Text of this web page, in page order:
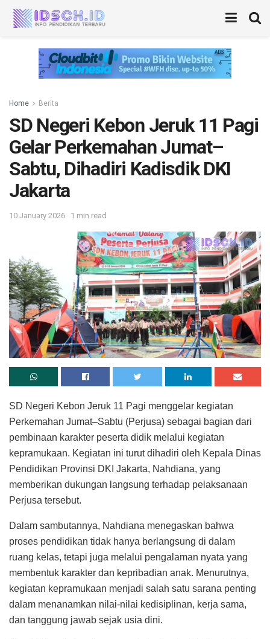
Home Berita
SD Negeri Kebon Jeruk 11 Pagi
Gelar Perkemahan Jumat–
Sabtu, Dihadiri Kadisdik DKI
Jakarta
10 January 2026 1 min read
SD Negeri Kebon Jeruk 11 Pagi menggelar kegiatan
Perkemahan Jumat–Sabtu (Perjusa) sebagai bagian dari
pembinaan karakter peserta didik melalui kegiatan
kepramukaan. Kegiatan ini turut dihadiri oleh Kepala Dinas
Pendidikan Provinsi DKI Jakarta, Nahdiana, yang
memberikan dukungan langsung terhadap pelaksanaan
Perjusa tersebut.
Dalam sambutannya, Nahdiana menegaskan bahwa
proses pendidikan tidak hanya berlangsung di dalam
ruang kelas, tetapi juga melalui pengalaman nyata yang
membentuk karakter dan kepribadian anak. Menurutnya,
kegiatan kepramukaan menjadi salah satu sarana penting
dalam menanamkan nilai-nilai kedisiplinan, kerja sama,
dan tanggung jawab sejak usia dini.